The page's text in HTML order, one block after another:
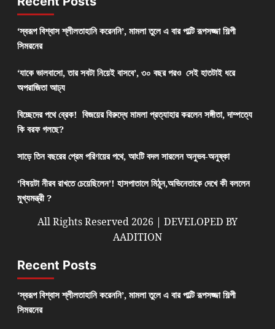
‘স্বরূপ বিশ্বাস শ্লীলতাহানি করেননি’, মামলা তুলে এ বার পাল্টি রূপসজ্জা শিল্পী
সিমরনের
‘যাকে ভালবাসো, তার সবটা নিয়েই বাসবে’, ৩০ বছর পরও সেই হাতটাই ধরে
অপরাজিতা আঢ্য
বিচ্ছেদের পথে ব্রেক! বিজয়ের বিরুদ্ধে মামলা প্রত্যাহার করলেন সঙ্গীতা, দাম্পত্যে
কি বরফ গলছে?
সাড়ে তিন বছরের প্রেম পরিণয়ের পথে, আংটি বদল সারলেন অনুভব-অনুষ্কা
‘বিষয়টা নীরব রাখতে চেয়েছিলেন’! হাসপাতালে মিঠুন,অভিনেতাকে দেখে কী বললেন
মুখ্যমন্ত্রী ?
All Rights Reserved 2026 | DEVELOPED BY
AADITION
Recent Posts
‘স্বরূপ বিশ্বাস শ্লীলতাহানি করেননি’, মামলা তুলে এ বার পাল্টি রূপসজ্জা শিল্পী
সিমরনের